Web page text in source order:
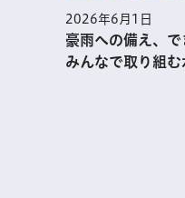
きていますか？
水害対策